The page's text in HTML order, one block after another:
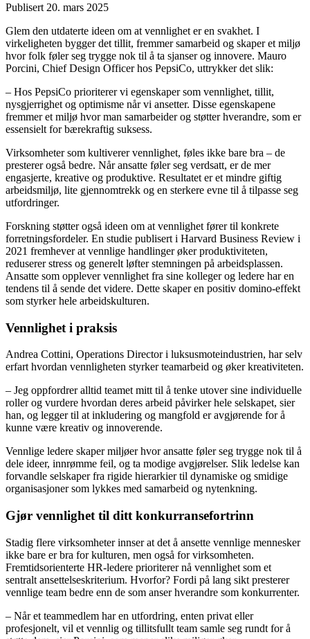
Publisert 20. mars 2025
Glem den utdaterte ideen om at vennlighet er en svakhet. I
virkeligheten bygger det tillit, fremmer samarbeid og skaper et miljø
hvor folk føler seg trygge nok til å ta sjanser og innovere. Mauro
Porcini, Chief Design Officer hos PepsiCo, uttrykker det slik:
– Hos PepsiCo prioriterer vi egenskaper som vennlighet, tillit,
nysgjerrighet og optimisme når vi ansetter. Disse egenskapene
fremmer et miljø hvor man samarbeider og støtter hverandre, som er
essensielt for bærekraftig suksess.
Virksomheter som kultiverer vennlighet, føles ikke bare bra – de
presterer også bedre. Når ansatte føler seg verdsatt, er de mer
engasjerte, kreative og produktive. Resultatet er et mindre giftig
arbeidsmiljø, lite gjennomtrekk og en sterkere evne til å tilpasse seg
utfordringer.
Forskning støtter også ideen om at vennlighet fører til konkrete
forretningsfordeler. En studie publisert i Harvard Business Review i
2021 fremhever at vennlige handlinger øker produktiviteten,
reduserer stress og generelt løfter stemningen på arbeidsplassen.
Ansatte som opplever vennlighet fra sine kolleger og ledere har en
tendens til å sende det videre. Dette skaper en positiv domino-effekt
som styrker hele arbeidskulturen.
Vennlighet i praksis
Andrea Cottini, Operations Director i luksusmoteindustrien, har selv
erfart hvordan vennligheten styrker teamarbeid og øker kreativiteten.
– Jeg oppfordrer alltid teamet mitt til å tenke utover sine individuelle
roller og vurdere hvordan deres arbeid påvirker hele selskapet, sier
han, og legger til at inkludering og mangfold er avgjørende for å
kunne være kreativ og innoverende.
Vennlige ledere skaper miljøer hvor ansatte føler seg trygge nok til å
dele ideer, innrømme feil, og ta modige avgjørelser. Slik ledelse kan
forvandle selskaper fra rigide hierarkier til dynamiske og smidige
organisasjoner som lykkes med samarbeid og nytenkning.
Gjør vennlighet til ditt konkurransefortrinn
Stadig flere virksomheter innser at det å ansette vennlige mennesker
ikke bare er bra for kulturen, men også for virksomheten.
Fremtidsorienterte HR-ledere prioriterer nå vennlighet som et
sentralt ansettelseskriterium. Hvorfor? Fordi på lang sikt presterer
vennlige team bedre enn de som anser hverandre som konkurrenter.
– Når et teammedlem har en utfordring, enten privat eller
profesjonelt, vil et vennlig og tillitsfullt team samle seg rundt for å